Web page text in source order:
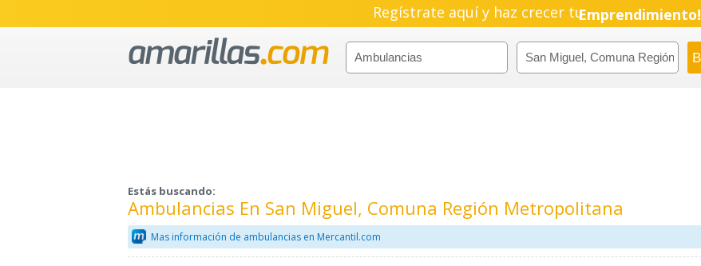
Regístrate aquí y haz crecer tuEmprendimiento!
Estás buscando:
Ambulancias En San Miguel, Comuna Región Metropolitana
Mas información de ambulancias en Mercantil.com